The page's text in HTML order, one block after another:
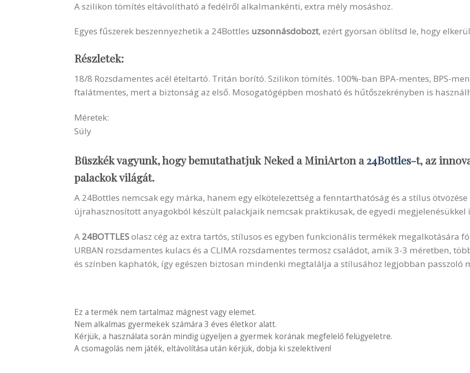
A szilikon tömítés eltávolítható a fedélről alkalmankénti, extra mély mosáshoz.
Egyes fűszerek beszennyezhetik a 24Bottles uzsonnásdobozt, ezért gyorsan öblítsd le, hogy
Részletek:
18/8 Rozsdamentes acél ételtartó. Tritán borító. Szilikon tömítés. 100%-ban BPA-mentes, BPS-
ftalátmentes, mert a biztonság az első. Mosogatógépben mosható és hűtőszekrényben is
Méretek:
Súly
Büszkék vagyunk, hogy bemutathatjuk Neked a MiniArton a24Bottles-t, az
palackok világát.
A 24Bottles nemcsak egy márka, hanem egy elkötelezettség a fenntarthatóság és a stílus
újrahasznosított anyagokból készült palackjaik nemcsak praktikusak, de egyedi megjelenésükkel
A 24BOTTLESolasz cég az extra tartós, stílusos es egyben funkcionális termékek megalkotására
URBAN rozsdamentes kulacs és a CLIMA rozsdamentes termosz családot, amik 3-3 méretben,
és színben kaphatók, így egészen biztosan mindenki megtalálja a stílusához legjobban passzoló
Ez a termék nem tartalmaz mágnest vagy elemet.
Nem alkalmas gyermekek számára 3 éves életkor alatt.
Kérjük, a használata során mindig ügyeljen a gyermek korának megfelelő felügyeletre.
A csomagolás nem játék, eltávolítása után kérjük, dobja ki szelektíven!